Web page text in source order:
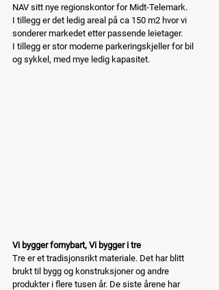
NAV sitt nye regionskontor for Midt-Telemark.
I tillegg er det ledig areal på ca 150 m2 hvor vi
sonderer markedet etter passende leietager.
I tillegg er stor moderne parkeringskjeller for bil
og sykkel, med mye ledig kapasitet.
Vi bygger fornybart, Vi bygger i tre
Tre er et tradisjonsrikt materiale. Det har blitt
brukt til bygg og konstruksjoner og andre
produkter i flere tusen år. De siste årene har